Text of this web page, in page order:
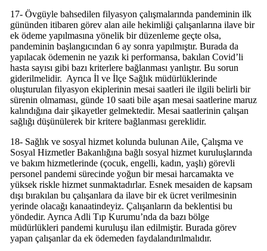
17- Övgüyle bahsedilen filyasyon çalışmalarında pandeminin ilk
gününden itibaren görev alan aile hekimliği çalışanlarına ilave bir
ek ödeme yapılmasına yönelik bir düzenleme geçte olsa,
pandeminin başlangıcından 6 ay sonra yapılmıştır. Burada da
yapılacak ödemenin ne yazık ki performansa, bakılan Covid’li
hasta sayısı gibi bazı kriterlere bağlanması yanlıştır. Bu sorun
giderilmelidir. Ayrıca İl ve İlçe Sağlık müdürlüklerinde
oluşturulan filyasyon ekiplerinin mesai saatleri ile ilgili belirli bir
sürenin olmaması, günde 10 saati bile aşan mesai saatlerine maruz
kalındığına dair şikayetler gelmektedir. Mesai saatlerinin çalışan
sağlığı düşünülerek bir kritere bağlanması gereklidir.
18- Sağlık ve sosyal hizmet kolunda bulunan Aile, Çalışma ve
Sosyal Hizmetler Bakanlığına bağlı sosyal hizmet kuruluşlarında
ve bakım hizmetlerinde (çocuk, engelli, kadın, yaşlı) görevli
personel pandemi sürecinde yoğun bir mesai harcamakta ve
yüksek riskle hizmet sunmaktadırlar. Esnek mesaiden de kapsam
dışı bırakılan bu çalışanlara da ilave bir ek ücret verilmesinin
yerinde olacağı kanaatindeyiz. Çalışanların da beklentisi bu
yöndedir. Ayrıca Adli Tıp Kurumu’nda da bazı bölge
müdürlükleri pandemi kuruluşu ilan edilmiştir. Burada görev
yapan çalışanlar da ek ödemeden faydalandırılmalıdır.